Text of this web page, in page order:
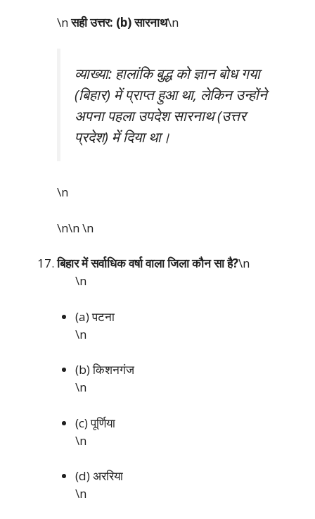
\nसही उत्तर: (b) सारनाथ\n
व्याख्या: हालांकि बुद्ध को ज्ञान बोध गया
(बिहार) में प्राप्त हुआ था, लेकिन उन्होंने
अपना पहला उपदेश सारनाथ (उत्तर
प्रदेश) में दिया था।
\n
\n\n\n
बिहार में सर्वाधिक वर्षा वाला जिला कौन सा है?\n
\n
(a) पटना
\n
(b) किशनगंज
\n
(c) पूर्णिया
\n
(d) अररिया
\n